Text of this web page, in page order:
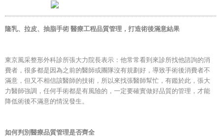
隆乳、拉皮、抽脂手術 醫療工程品質管理，打造術後滿意結果
東京風采整形外科診所張大力院長表示：他常常看到來診所找他諮詢的消
費者，很多都是因為之前的醫師或團隊沒有規劃好，導致手術後消費者不
滿意，但又不相信該醫師的技術，所以來找張醫師幫忙，有鑑於此，張大
力醫師強調，任何手術都是有風險的，一定要確實做好品質的管理，才能
降低術後不滿意的情況發生。
如何判別醫療品質管理是否齊全